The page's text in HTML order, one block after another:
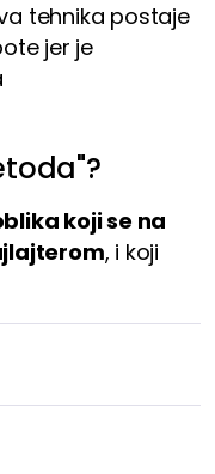
tehnika postaje
jer je
koji se na
, i koji